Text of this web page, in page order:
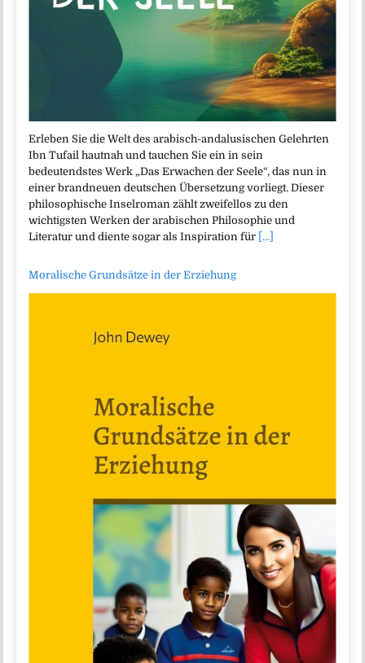
Erleben Sie die Welt des arabisch-andalusischen Gelehrten
Ibn Tufail hautnah und tauchen Sie ein in sein
bedeutendstes Werk „Das Erwachen der Seele“, das nun in
einer brandneuen deutschen Übersetzung vorliegt. Dieser
philosophische Inselroman zählt zweifellos zu den
wichtigsten Werken der arabischen Philosophie und
Literatur und diente sogar als Inspiration für [...]
Moralische Grundsätze in der Erziehung